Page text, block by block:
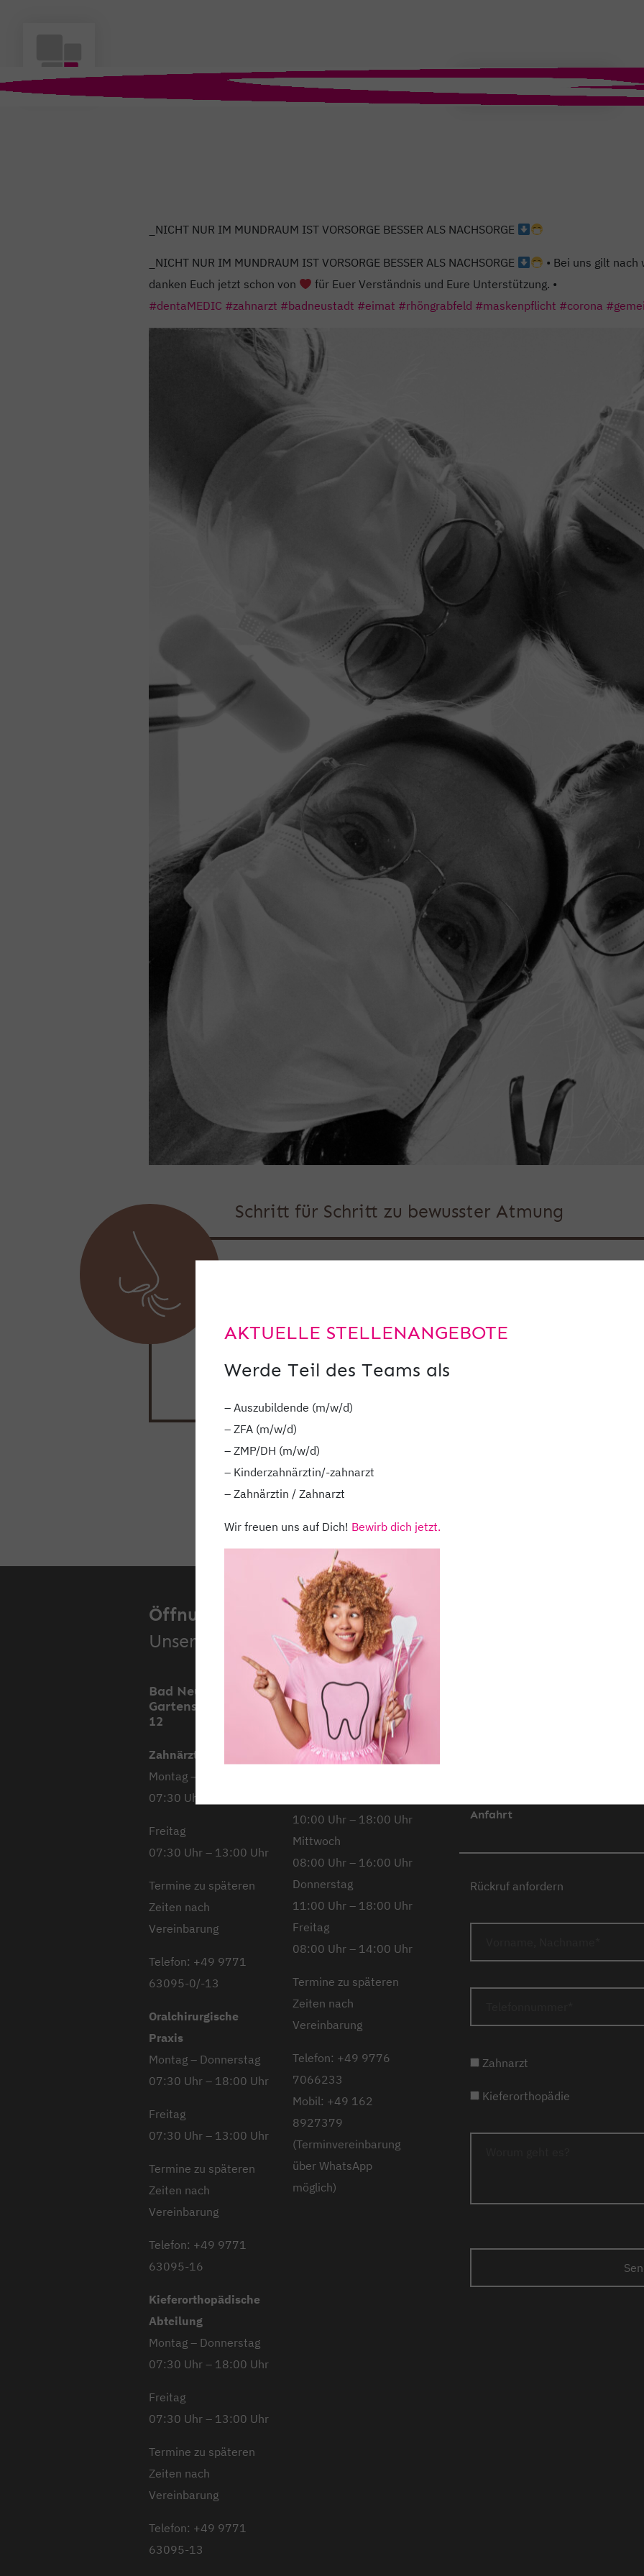
_NICHT NUR IM MUNDRAUM IST VORSORGE BESSER ALS NACHSORGE
_NICHT NUR IM MUNDRAUM IST VORSORGE BESSER ALS NACHSORGE
• Bei uns gilt nach
danken Euch jetzt schon von
für Euer Verständnis und Eure Unterstützung. •
#dentaMEDIC #zahnarzt #badneustadt #eimat #rhöngrabfeld #maskenpflicht #corona
Schritt für Schritt zu bewusster Atmung
Atmung und Schlaf und den Möglichkeiten, wie Ihr
behilflich sein kann.
Hier der
Öffnungszeiten.
Unsere Standorte.
Bad Neustadt,
Gartenstraße 11 &
12
Zahnärztliche Praxis
Montag – Donnerstag
07:30 Uhr – 18:00 Uhr
Freitag
07:30 Uhr – 13:00 Uhr
Termine zu späteren
Zeiten nach
Vereinbarung
Telefon: +49 9771
63095-0/-13
Oralchirurgische
Praxis
Montag – Donnerstag
07:30 Uhr – 18:00 Uhr
Freitag
07:30 Uhr – 13:00 Uhr
Termine zu späteren
Zeiten nach
Vereinbarung
Telefon: +49 9771
63095-16
Kieferorthopädische
Abteilung
Montag – Donnerstag
07:30 Uhr – 18:00 Uhr
Freitag
07:30 Uhr – 13:00 Uhr
Termine zu späteren
Zeiten nach
Vereinbarung
Telefon: +49 9771
63095-13
Mellrichstadt,
Stockheimer
Straße 12
Montag
10:00 Uhr – 18:00 Uhr
Mittwoch
08:00 Uhr – 16:00 Uhr
Donnerstag
11:00 Uhr – 18:00 Uhr
Freitag
08:00 Uhr – 14:00 Uhr
Termine zu späteren
Zeiten nach
Vereinbarung
Telefon: +49 9776
7066233
Mobil: +49 162
8927379
(Terminvereinbarung
über WhatsApp
möglich)
Anfahrt
Rückruf anfordern
Zahnarzt
Kieferorthopädie
AKTUELLE STELLENANGEBOTE
Werde Teil des Teams als
– Auszubildende (m/w/d)
– ZFA (m/w/d)
– ZMP/DH (m/w/d)
– Kinderzahnärztin/-zahnarzt
– Zahnärztin / Zahnarzt
Wir freuen uns auf Dich! Bewirb dich jetzt.